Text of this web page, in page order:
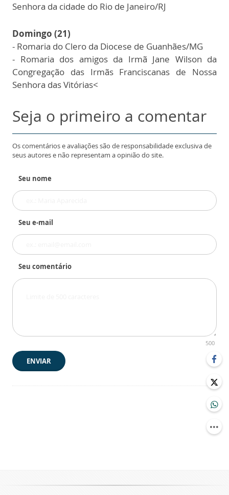
Senhora da cidade do Rio de Janeiro/RJ
Domingo (21)
- Romaria do Clero da Diocese de Guanhães/MG
- Romaria dos amigos da Irmã Jane Wilson da
Congregação das Irmãs Franciscanas de Nossa
Senhora das Vitórias<
Seja o primeiro a comentar
Os comentários e avaliações são de responsabilidade exclusiva de
seus autores e não representam a opinião do site.
Seu nome
Seu e-mail
Seu comentário
500
ENVIAR